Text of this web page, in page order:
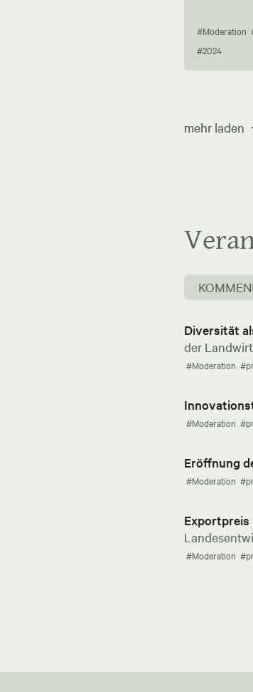
#Moderation
#2024
mehr laden
Diversität
der
#Moderation
#Moderation
Eröffnung
#Moderation
Exportpreis
#Moderation